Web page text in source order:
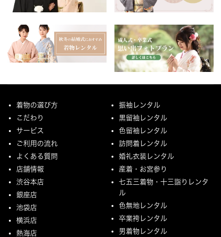
着物の選び方
こだわり
サービス
ご利用の流れ
よくある質問
店舗情報
渋谷本店
銀座店
池袋店
横浜店
熱海店
振袖レンタル
黒留袖レンタル
色留袖レンタル
訪問着レンタル
婚礼衣装レンタル
産着・お宮参り
七五三着物・十三詣りレンタ
ル
色無地レンタル
卒業袴レンタル
男着物レンタル